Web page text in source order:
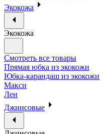
Экокожа
Экокожа
Смотреть все товары
Прямая юбка из экокожи
Юбка-карандаш из экокожи
Макси
Лен
Джинсовые